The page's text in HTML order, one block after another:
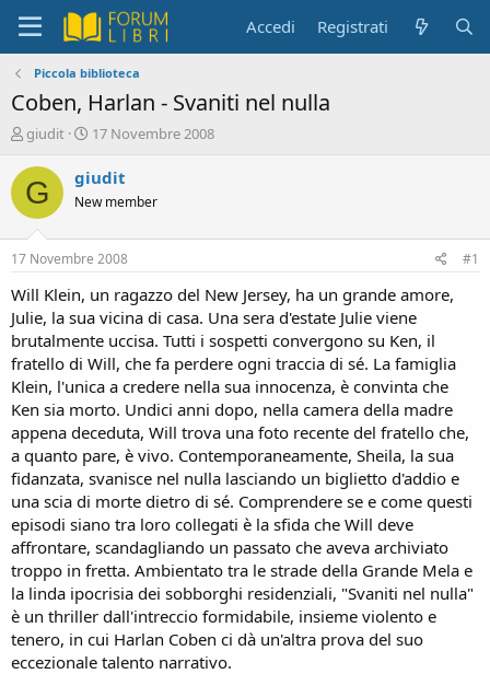
Accedi Registrati
Piccola biblioteca
Coben, Harlan - Svaniti nel nulla
C
e
a
t
r
e
D
i
s
c
u
s
s
i
o
n
e
giudit
D
t
d
n
i
i
o
17 Novembre 2008
G giudit
New member
17 Novembre 2008 #1
Will Klein, un ragazzo del New Jersey, ha un grande amore,
Julie, la sua vicina di casa. Una sera d'estate Julie viene
brutalmente uccisa. Tutti i sospetti convergono su Ken, il
fratello di Will, che fa perdere ogni traccia di sé. La famiglia
Klein, l'unica a credere nella sua innocenza, è convinta che
Ken sia morto. Undici anni dopo, nella camera della madre
appena deceduta, Will trova una foto recente del fratello che,
a quanto pare, è vivo. Contemporaneamente, Sheila, la sua
fidanzata, svanisce nel nulla lasciando un biglietto d'addio e
una scia di morte dietro di sé. Comprendere se e come questi
episodi siano tra loro collegati è la sfida che Will deve
affrontare, scandagliando un passato che aveva archiviato
troppo in fretta. Ambientato tra le strade della Grande Mela e
la linda ipocrisia dei sobborghi residenziali, "Svaniti nel nulla"
è un thriller dall'intreccio formidabile, insieme violento e
tenero, in cui Harlan Coben ci dà un'altra prova del suo
eccezionale talento narrativo.